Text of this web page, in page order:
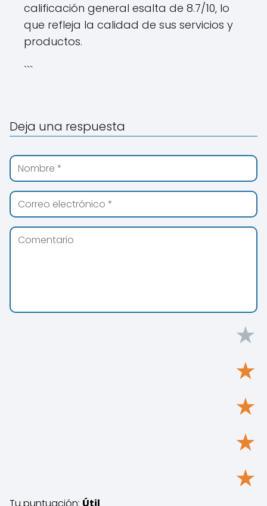
calificación general esalta de 8.7/10, lo
que refleja la calidad de sus servicios y
productos.
```
Deja una respuesta
★
★
★
★
★